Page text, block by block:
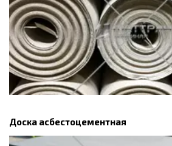
Доска асбестоцементная